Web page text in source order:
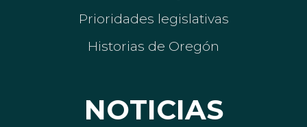
Prioridades legislativas
Historias de Oregón
NOTICIAS